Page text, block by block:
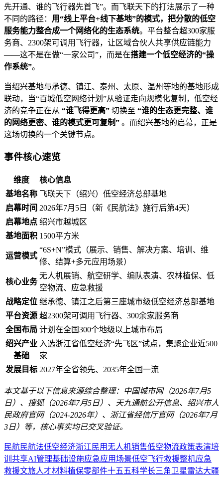
先开通、谁的飞行器先首飞”。而飞联天下的打法展示了一种
不同的路径： 用“线上平台+线下基地”的模式，把分散的低空
服务能力整合成一个网络化的生态系统。平台整合超300家服
务商、2300架可调用飞行器，让区域合伙人共享供应链能力
——这不是在做“一家公司”，而是在搭建一个低空经济的“操
作系统”。
当绍兴基地与承德、镇江、泰州、太原、温州等地的基地形成
联动，当“百城低空网络计划”从验证走向规模化复制，低空经
济的竞争正在从 “谁飞得更高” 切换至 “谁的生态更完整、谁
的网络更密、谁的模式更可复制” 。而绍兴基地的启幕，正是
这场切换的一个关键节点。
事件核心速览
维度
核心信息
基地名称 飞联天下（绍兴）低空经济总部基地
启幕时间 2026年7月5日（新《民航法》施行后第4天）
启幕地点 绍兴市越城区
基地面积 1500平方米
运营模式
“6S+N”模式（展示、销售、解决方案、培训、维
修、结算+多元应用场景）
核心业务
无人机展销、航空研学、编队表演、农林植保、低
空物流、应急救援
战略定位 继承德、镇江之后第三座城市级低空经济总部基地
平台资源 超2300架可调用飞行器、300余家服务商
全国布局 计划在全国300个地级以上城市布局
绍兴产业
基础
入选浙江省低空经济“先飞区”试点，集聚企业近500
家
发展目标 2027年全省领先、2035年全国一流
本文基于以下信息来源综合整理：中国城市网（2026年7月5
日）、搜狐（2026年7月5日）、天九通航公开信息、绍兴市人
民政府官网（2024-2026年）、浙江省经信厅官网（2026年7月
3日）等，核心事实均已交叉验证。
民航民航法低空经济浙江 民用无人机销售低空物流政策表演培
训 共享AI管理基础设施应急应用场景低空飞行救援整机应急
救援文旅人才材料植保零部件十五五科学长三角卫星雷达大疆